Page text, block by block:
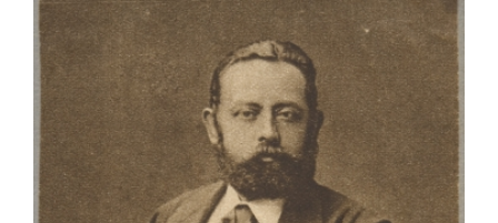
1919-1920
1921-2020
Kronologia
Henkilöt